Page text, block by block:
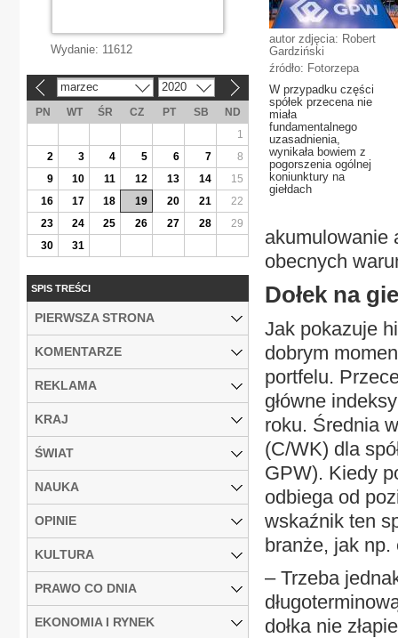
autor zdjęcia: Robert
Gardziński
źródło: Fotorzepa
W przypadku części
spółek przecena nie
miała
fundamentalnego
uzasadnienia,
wynikała bowiem z
pogorszenia ogólnej
koniunktury na
giełdach
akumulowanie
obecnych
Dołek na
Jak pokazuje
dobrym
portfelu.
główne
roku. Średnia
(C/WK) dla
GPW). Kiedy
odbiega od
wskaźnik ten
branże, jak
– Trzeba
dołka nie
Wydanie: 11612
marzec 2020
PN WT ŚR CZ PT SB
ND
1
2
3 4 5 6 7
8
9
10 11 12 13 14
15
16
17 18 19 20 21
22
23
24 25 26 27 28
29
30
31
SPIS TREŚCI
PIERWSZA STRONA
KOMENTARZE
REKLAMA
KRAJ
ŚWIAT
NAUKA
OPINIE
KULTURA
PRAWO CO DNIA
EKONOMIA I RYNEK